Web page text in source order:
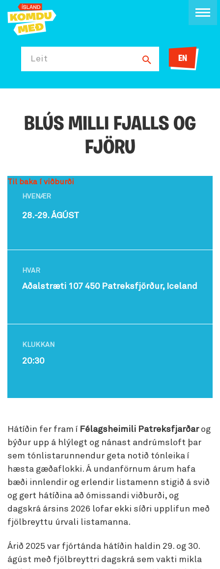
Leit EN
BLÚS MILLI FJALLS OG
FJÖRU
Til baka í viðburði
HVENÆR
28.-29. ÁGÚST
HVAR
Aðalstræti 107 450 Patreksfjörður, Iceland
KLUKKAN
20:30
Hátíðin fer fram í Félagsheimili Patreksfjarðarog
býður upp á hlýlegt og nánast andrúmsloft þar
sem tónlistarunnendur geta notið tónleika í
hæsta gæðaflokki. Á undanförnum árum hafa
bæði innlendir og erlendir listamenn stigið á svið
og gert hátíðina að ómissandi viðburði, og
dagskrá ársins 2026 lofar ekki síðri upplifun með
fjölbreyttu úrvali listamanna.
Árið 2025 var fjórtánda hátíðin haldin 29. og 30.
ágúst með fjölbreyttri dagskrá sem vakti mikla